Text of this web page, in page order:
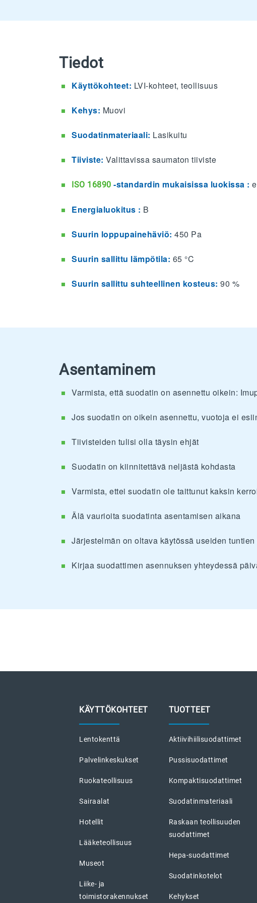
Tiedot
Käyttökohteet: LVI-kohteet, teollisuus
Kehys: Muovi
Suodatinmateriaali: Lasikuitu
Tiiviste: Valittavissa saumaton tiiviste
ISO 16890 ‑standardin mukaisissa luokissa :
Energialuokitus : B
Suurin loppupainehäviö: 450 Pa
Suurin sallittu lämpötila: 65 °C
Suurin sallittu suhteellinen kosteus: 90 %
Asentaminem
Varmista, että suodatin on asennettu oikein:
Jos suodatin on oikein asennettu, vuotoja ei
Tiivisteiden tulisi olla täysin ehjät
Suodatin on kiinnitettävä neljästä kohdasta
Varmista, ettei suodatin ole taittunut kaksin
Älä vaurioita suodatinta asentamisen aikana
Järjestelmän on oltava käytössä useiden
Kirjaa suodattimen asennuksen yhteydessä
KÄYTTÖKOHTEET
Lentokenttä
Palvelinkeskukset
Ruokateollisuus
Sairaalat
Hotellit
Lääketeollisuus
Museot
Liike- ja
toimistorakennukset
TUOTTEET
Aktiivihiilisuodattimet
Pussisuodattimet
Kompaktisuodattimet
Suodatinmateriaali
Raskaan teollisuuden
suodattimet
Hepa-suodattimet
Suodatinkotelot
Kehykset